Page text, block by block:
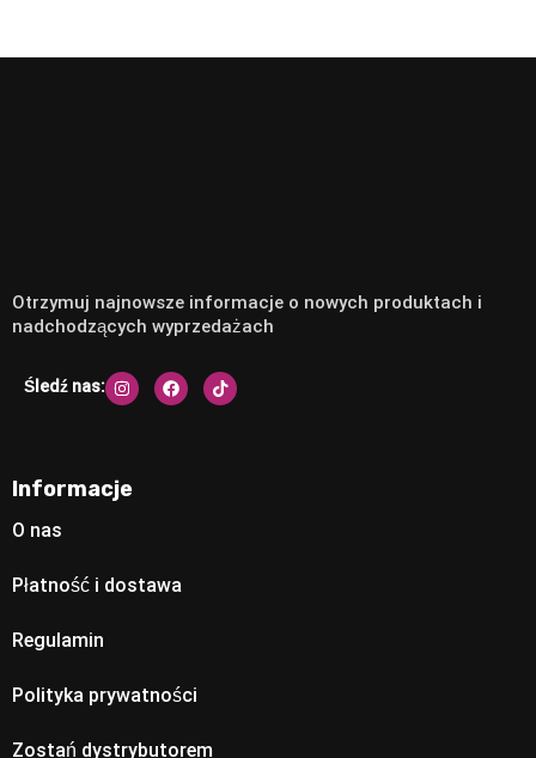
Otrzymuj najnowsze informacje o nowych produktach i
nadchodzących wyprzedażach
Śledź nas:
Informacje
O nas
Płatność i dostawa
Regulamin
Polityka prywatności
Zostań dystrybutorem